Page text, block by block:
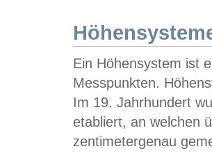
Ein Höhensystem ist
Messpunkten.
Im 19. Jahrhundert
etabliert, an welchen
zentimetergenau